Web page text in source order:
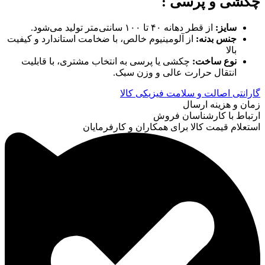
سایز: از قطر دهانه ۴۰ تا ۱۰۰ سانتی‌متر تولید می‌شود.
جنس بدنه: از آلومینیوم خالص، با ضخامت استاندارد و کیفیت
بالا
نوع ساخت: چکشی یا پرسی به انتخاب مشتری، با قابلیت
انتقال حرارت عالی و وزن سبک.
گارانتی اصالت و سلامت فیزیکی کالا
زمان و هزینه ارسال
ارتباط با کارشناسان فروش
استعلام قیمت کالا برای همکاران و کارفرمایان